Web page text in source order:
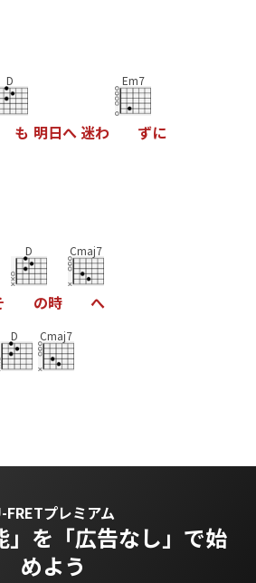
D
も 明日へ 迷わ
Em7
ずに
D
の時
Cmaj7
へ
D Cmaj7
FRETプレミアム
」を 「広告なし」で始
めよう